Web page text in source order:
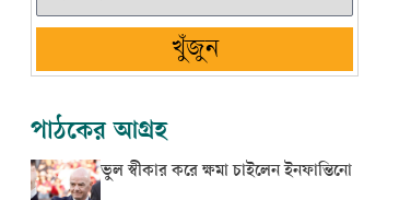
খুঁজুন
পাঠকের আগ্রহ
ভুল স্বীকার করে ক্ষমা চাইলেন ইনফান্তিনো